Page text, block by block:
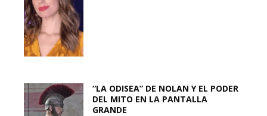
“LA ODISEA” DE NOLAN Y EL PODER
DEL MITO EN LA PANTALLA
GRANDE